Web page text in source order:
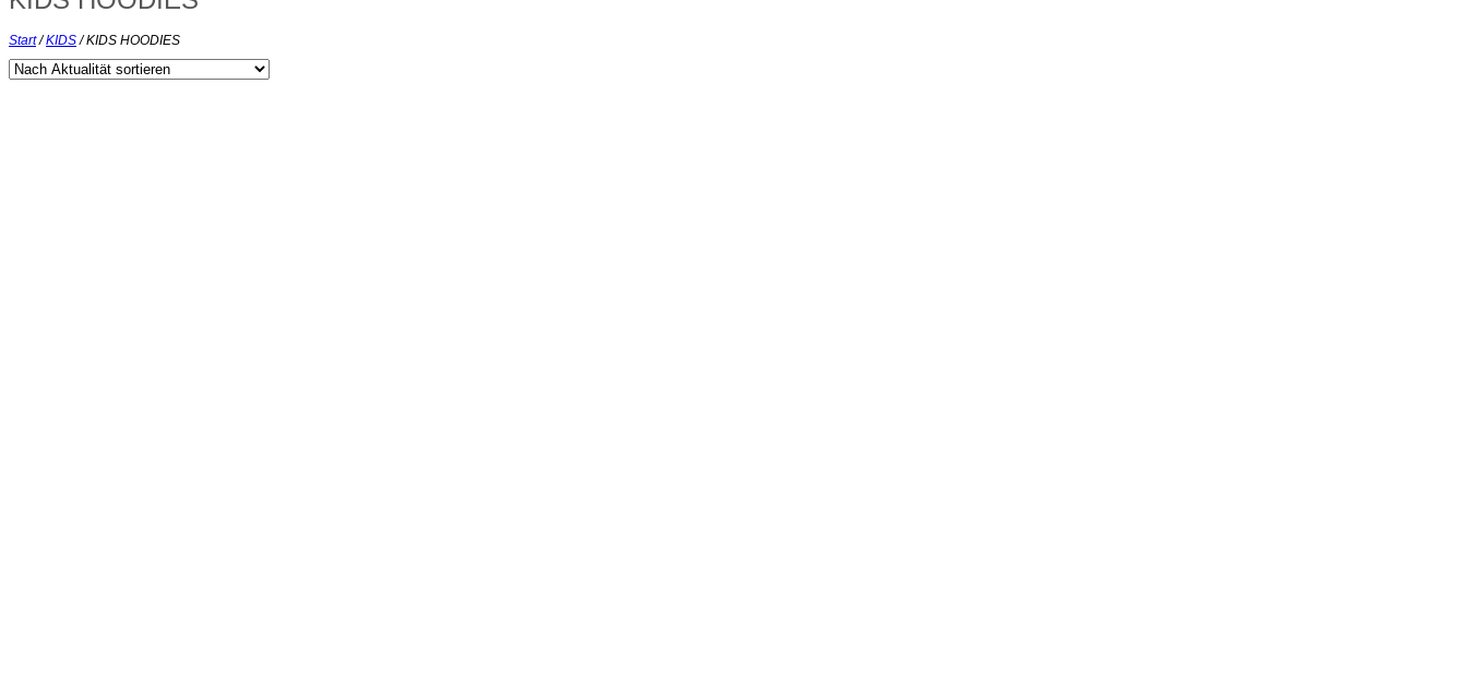
Start / KIDS /KIDS HOODIES